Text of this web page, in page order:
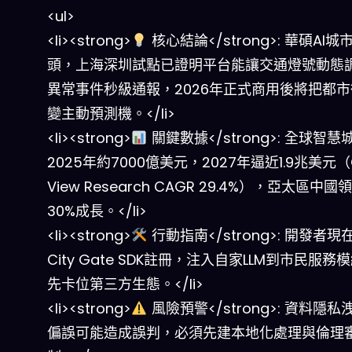
<ul>
<li><strong>
核心結論</strong>: 華碩AI城
頭，上海深圳試點已證明平台能讓交通燈號動態
異常事件秒級通報，2026年正式商用後將把都
變主動預測機。</li>
<li><strong>
關鍵數據</strong>: 全球智慧
2025年約7000億美元，2027年逼近1.9兆美元
View Research CAGR 29.4%），亞太區中國
30%成長。</li>
<li><strong>
行動指南</strong>: 開發者現
City Gate SDK註冊，注入自家LLM到市民服務
先卡位第三方生態。</li>
<li><strong>
風險預警</strong>: 資料隱私
偏誤可能造成誤判，必須先建本地化處理與倫理